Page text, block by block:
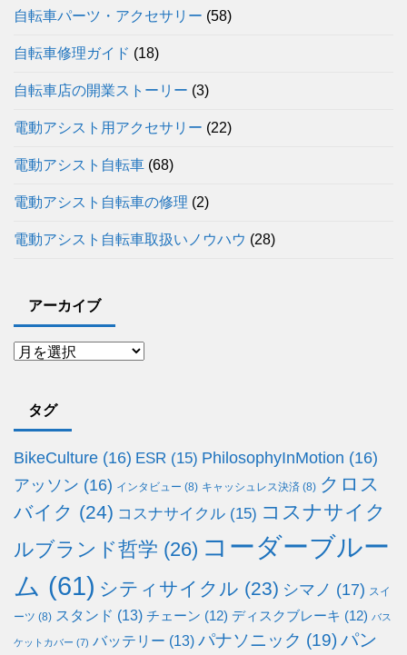
自転車パーツ・アクセサリー (58)
自転車修理ガイド (18)
自転車店の開業ストーリー (3)
電動アシスト用アクセサリー (22)
電動アシスト自転車 (68)
電動アシスト自転車の修理 (2)
電動アシスト自転車取扱いノウハウ (28)
アーカイブ
タグ
BikeCulture (16) ESR (15) PhilosophyInMotion (16)
アッソン (16) インタビュー (8) キャッシュレス決済 (8) クロス
バイク (24) コスナサイクル (15) コスナサイク
ルブランド哲学 (26) コーダーブルー
ム (61) シティサイクル (23) シマノ (17) スイ
ーツ (8) スタンド (13) チェーン (12) ディスクブレーキ (12) バス
ケットカバー (7) バッテリー (13) パナソニック (19)パン